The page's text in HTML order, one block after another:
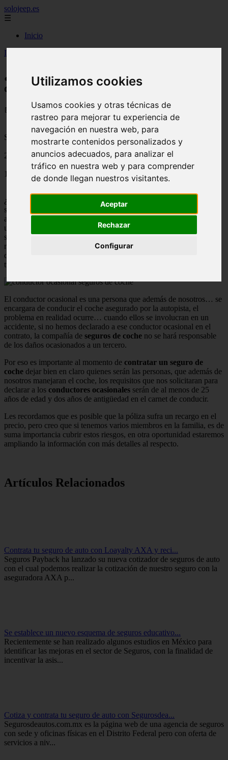
Utilizamos cookies
Usamos cookies y otras técnicas de
rastreo para mejorar tu experiencia de
navegación en nuestra web, para
mostrarte contenidos personalizados y
anuncios adecuados, para analizar el
tráfico en nuestra web y para comprender
de donde llegan nuestros visitantes.
Aceptar
Rechazar
Configurar
solojeep.es
☰
Inicio
Inicio
¿Conductor ocasional en un seguro de
coche?
📅 13/08/2025
Seguros de Automovil o Coches
2012-03-18
1551
¿Conductor ocasional?, son dos palabras que cuentan con un
significado profundo en la terminología de las compañías
aseguradoras, porque cuando nosotros hacemos la contratación de
un
en la aseguradora, generalmente lo hacemos
solamente a nuestro nombre, por desconocimiento tal ves o porque
nos imaginamos ser los únicos que estaremos frente al volante
del vehículo, por eso en este articulo queremos contarte sobre que
trata.
El conductor ocasional es una persona que además de nosotros… se
encargara de conducir el coche asegurado por la autopista, el
problema en realidad ocurre… cuando ellos se involucran en un
accidente, si no hemos declarado a ese conductor ocasional en el
contrato, la compañía de seguros de coche no se hará responsable
de los daños ocasionados a un tercero.
Por eso es importante al momento de contratar un seguro de
coche dejar bien en claro quienes serán las personas, que además de
nosotros manejaran el coche, los requisitos que nos solicitaran para
declarar a los conductores ocasionales serán de al menos de 25
años de edad y dos años de antigüedad en el carnet de conducir.
Les recordamos que es posible que la póliza sufra un recargo en el
precio, pero creo que si tenemos varios miembros en la familia, es de
suma importancia cubrir estos riesgos, en otra oportunidad estaremos
ampliando la información con más detalles al respecto.
Artículos Relacionados
Contrata tu seguro de auto con Loayalty AXA y reci...
Seguros Payback ha lanzado su nueva cotizador de seguros de auto
con el cual podemos realizar la cotización de nuestro seguro con la
aseguradora AXA p...
Se establece un nuevo esquema de seguros educativo...
Recientemente se han realizado algunos estudios en México para
identificar las mejoras en el sector de Seguros, con la finalidad de
incentivar la asis...
Cotiza y contrata tu seguro de auto con Segurosdea...
Segurosdeautos.com.mx es la página web de una agencia de seguros
con sede y oficinas físicas en el Distrito Federal pero con oferta de
servicios a niv...